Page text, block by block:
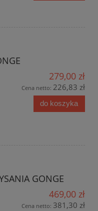
279,00 zł
Cena netto: 226,83 zł
do koszyka
GONGE
469,00 zł
Cena netto: 381,30 zł